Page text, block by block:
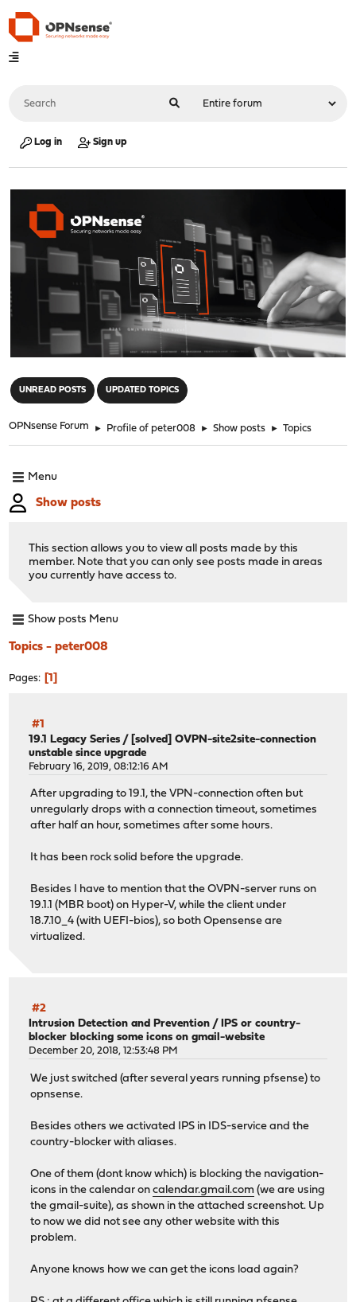
Log in Sign up
UNREAD POSTS UPDATED TOPICS
OPNsense Forum ► Profile of peter008 ► Show posts ► Topics
Menu
Show posts
This section allows you to view all posts made by this
member. Note that you can only see posts made in areas
you currently have access to.
Show posts Menu
Topics - peter008
Pages 1
#1
19.1 Legacy Series / [solved] OVPN-site2site-connection
unstable since upgrade
February 16, 2019, 08:12:16 AM
After upgrading to 19.1, the VPN-connection often but
unregularly drops with a connection timeout, sometimes
after half an hour, sometimes after some hours.
It has been rock solid before the upgrade.
Besides I have to mention that the OVPN-server runs on
19.1.1 (MBR boot) on Hyper-V, while the client under
18.7.10_4 (with UEFI-bios), so both Opensense are
virtualized.
#2
Intrusion Detection and Prevention /IPS or country-
blocker blocking some icons on gmail-website
December 20, 2018, 12:53:48 PM
We just switched (after several years running pfsense) to
opnsense.
Besides others we activated IPS in IDS-service and the
country-blocker with aliases.
One of them (dont know which) is blocking the navigation-
icons in the calendar oncalendar.gmail.com (we are using
the gmail-suite), as shown in the attached screenshot. Up
to now we did not see any other website with this
problem.
Anyone knows how we can get the icons load again?